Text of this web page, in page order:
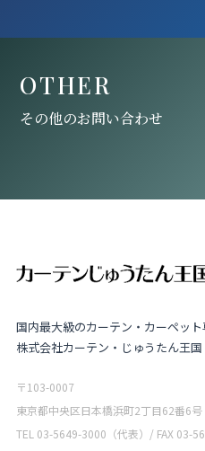
OTHER
その他のお問い合わせ
国内最大級のカーテン・カーペッ
株式会社カーテン・じゅうたん王国
〒103-0007
東京都中央区日本橋浜町2丁目62番6
TEL 03-5649-3000（代表）/ FAX 03-